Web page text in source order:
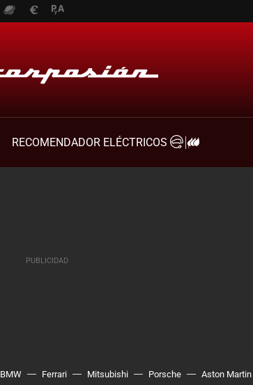
RECOMENDADOR ELÉCTRICOS
BMW Ferrari Mitsubishi Porsche Aston Martin